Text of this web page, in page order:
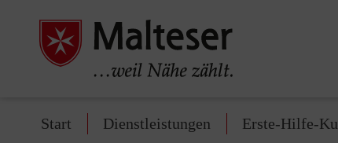
Start Dienstleistungen Erste-Hilfe-